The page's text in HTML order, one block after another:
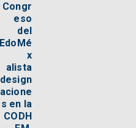
Congr
eso
del
EdoMé
x
alista
design
acione
s en la
CODH